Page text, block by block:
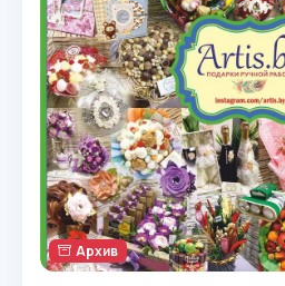
Архив